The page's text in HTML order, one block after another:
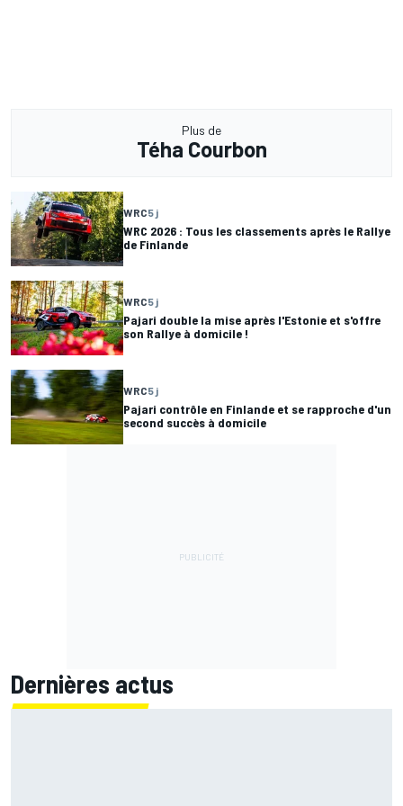
Plus de
Téha Courbon
WRC5 j
WRC 2026 : Tous les classements après le Rallye
de Finlande
WRC5 j
Pajari double la mise après l'Estonie et s'offre
son Rallye à domicile !
WRC5 j
Pajari contrôle en Finlande et se rapproche d'un
second succès à domicile
Dernières actus